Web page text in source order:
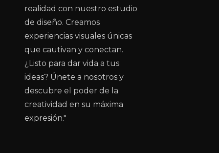
realidad con nuestro estudio
de diseño. Creamos
experiencias visuales únicas
que cautivan y conectan.
¿Listo para dar vida a tus
ideas? Únete a nosotros y
descubre el poder de la
creatividad en su máxima
expresión."